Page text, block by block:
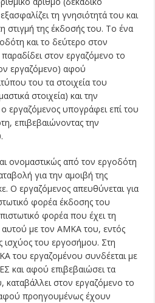
τη γνησιότητά του και
στιγμή της έκδοσής του. Το ένα
και το δεύτερο στον
στον εργαζόμενο το
εργαζόμενο) αφού
του τα στοιχεία του
στοιχεία) και την
εργαζόμενος υπογράφει επί του
επιβεβαιώνοντας την
ονομαστικώς από τον εργοδότη
για την αμοιβή της
Ο εργαζόμενος απευθύνεται για
φορέα έκδοσης του
φορέα που έχει τη
με τον ΑΜΚΑ του, εντός
ισχύος του εργοσήμου. Στη
του εργαζομένου συνδέεται με
και αφού επιβεβαιώσει τα
καταβάλλει στον εργαζόμενο το
προηγουμένως έχουν